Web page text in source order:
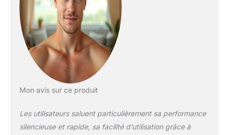
Mon avis sur ce produit
Les utilisateurs saluent particulièrement sa performance
silencieuse et rapide, sa facilité d’utilisation grâce à